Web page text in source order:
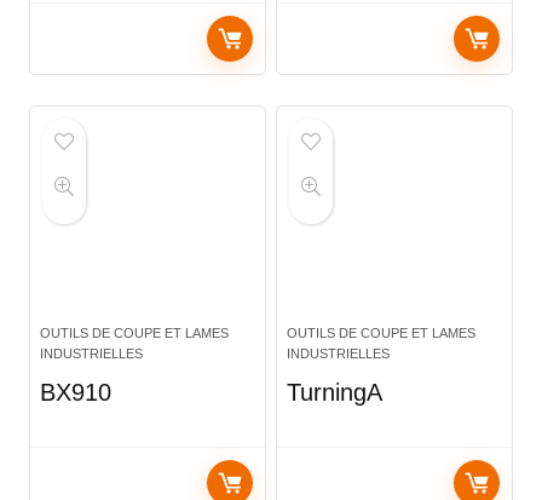
OUTILS DE COUPE ET LAMES
INDUSTRIELLES
BX910
OUTILS DE COUPE ET LAMES
INDUSTRIELLES
TurningA